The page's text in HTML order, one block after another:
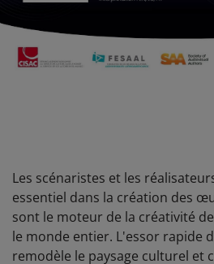
Les scénaristes et les
essentiel dans la création des
sont le moteur de la créativité
le monde entier. L'essor rapide
remodèle le paysage culturel et